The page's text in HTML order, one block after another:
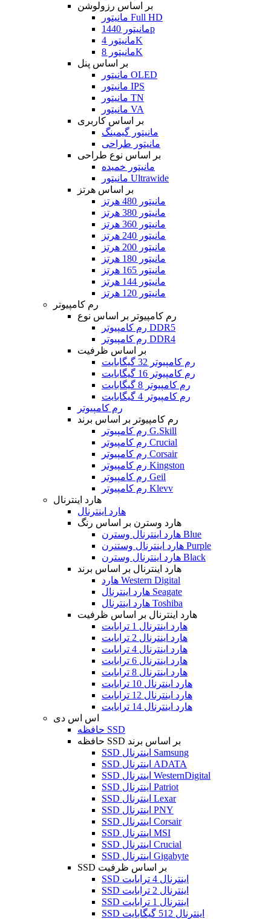
بر اساس رزولوشن
مانیتور Full HD
مانیتور 1440p
مانیتور 4K
مانیتور 8K
بر اساس پنل
مانیتور OLED
مانیتور IPS
مانیتور TN
مانیتور VA
بر اساس کاربری
مانیتور گیمینگ
مانیتور طراحی
بر اساس نوع طراحی
مانیتور خمیده
مانیتور Ultrawide
بر اساس هرتز
مانیتور 480 هرتز
مانیتور 380 هرتز
مانیتور 360 هرتز
مانیتور 240 هرتز
مانیتور 200 هرتز
مانیتور 180 هرتز
مانیتور 165 هرتز
مانیتور 144 هرتز
مانیتور 120 هرتز
رم کامپیوتر
رم کامپیوتر بر اساس نوع
رم کامپیوتر DDR5
رم کامپیوتر DDR4
بر اساس ظرفیت
رم کامپیوتر 32 گیگابایت
رم کامپیوتر 16 گیگابایت
رم کامپیوتر 8 گیگابایت
رم کامپیوتر 4 گیگابایت
رم کامپیوتر
رم کامپیوتر بر اساس برند
رم کامپیوتر G.Skill
رم کامپیوتر Crucial
رم کامپیوتر Corsair
رم کامپیوتر Kingston
رم کامپیوتر Geil
رم کامپیوتر Klevv
هارد اینترنال
هارد اینترنال
هارد وسترن بر اساس رنگ
هارد اینترنال وسترن Blue
هارد اینترنال وستنرن Purple
هارد اینترنال وسترن Black
هارد اینترنال بر اساس برند
هارد Western Digital
هارد اینترنال Seagate
هارد اینترنال Toshiba
هارد اینترنال بر اساس ظرفیت
هارد اینترنال 1 ترابایت
هارد اینترنال 2 ترابایت
هارد اینترنال 4 ترابایت
هارد اینترنال 6 ترابایت
هارد اینترنال 8 ترابایت
هارد اینترنال 10 ترابایت
هارد اینترنال 12 ترابایت
هارد اینترنال 14 ترابایت
اس اس دی
حافظه SSD
حافظه SSD بر اساس برند
SSD اینترنال Samsung
SSD اینترنال ADATA
SSD اینترنال WesternDigital
SSD اینترنال Patriot
SSD اینترنال Lexar
SSD اینترنال PNY
SSD اینترنال Corsair
SSD اینترنال MSI
SSD اینترنال Crucial
SSD اینترنال Gigabyte
SSD بر اساس ظرفیت
SSD اینترنال 4 ترابایت
SSD اینترنال 2 ترابایت
SSD اینترنال 1 ترابایت
SSD اینترنال 512 گیگابایت